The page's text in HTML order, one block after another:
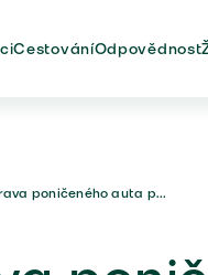
CestováníOdpovědnost
poničeného auta p...